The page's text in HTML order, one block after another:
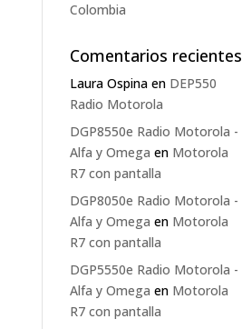
Colombia
Comentarios recientes
Laura Ospina en DEP550
Radio Motorola
DGP8550e Radio Motorola -
Alfa y Omega en Motorola
R7 con pantalla
DGP8050e Radio Motorola -
Alfa y Omega en Motorola
R7 con pantalla
DGP5550e Radio Motorola -
Alfa y Omega en Motorola
R7 con pantalla